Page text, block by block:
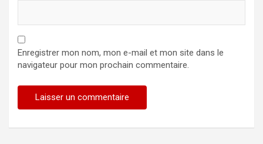
Enregistrer mon nom, mon e-mail et mon site dans le
navigateur pour mon prochain commentaire.